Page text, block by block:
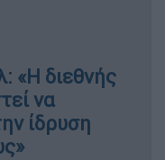
«Η διεθνής
να
ίδρυση